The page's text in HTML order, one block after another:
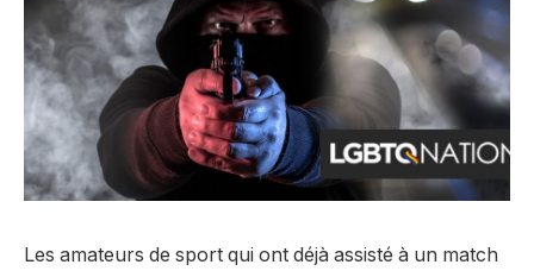
Les amateurs de sport qui ont déjà assisté à un match